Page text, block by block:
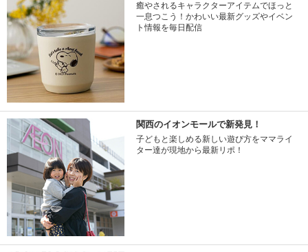
癒やされるキャラクターアイテムでほっと
一息つこう！かわいい最新グッズやイベン
ト情報を毎日配信
関西のイオンモールで新発見！
子どもと楽しめる新しい遊び方をママライ
ター達が現地から最新リポ！